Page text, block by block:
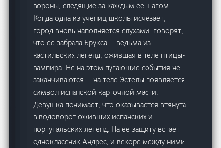
вороны, следящие за каждым ее шагом.
Когда одна из учениц школы исчезает,
город вновь наполняется слухами: говорят,
что ее забрала Брукса — ведьма из
кастильских легенд, ожившая в теле птицы-
вампира. Но на этом пугающие события не
заканчиваются — на теле Эстелы появляется
символ испанской карточной масти.
Девушка понимает, что оказывается втянута
в водоворот оживших испанских и
португальских легенд. На ее защиту встает
одноклассник Андрес, и вскоре между ними